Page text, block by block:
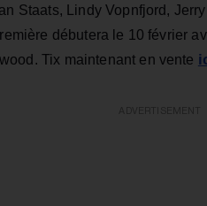
Staats, Lindy Vopnfjord,
débutera le 10 février
Tix maintenant en vente